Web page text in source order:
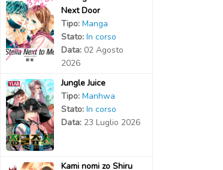
Next Door
Tipo: Manga
Stato: In corso
Data: 02 Agosto
2026
Jungle Juice
Tipo: Manhwa
Stato: In corso
Data: 23 Luglio 2026
Kami nomi zo Shiru